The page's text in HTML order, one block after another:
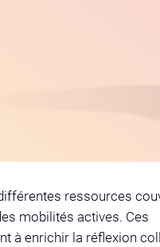
ressources
mobilités actives. Ces
à enrichir la réflexion